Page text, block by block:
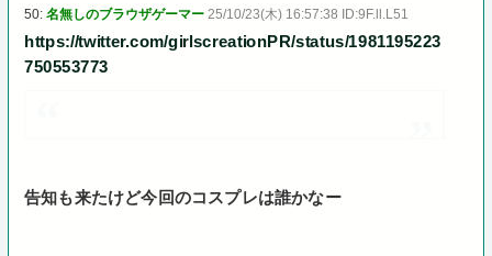
50:名無しのブラウザゲーマー 25/10/23(木) 16:57:38 ID:9F.ll.L51
https://twitter.com/girlscreationPR/status/1981195223
750553773
告知も来たけど今回のコスプレは誰かなー